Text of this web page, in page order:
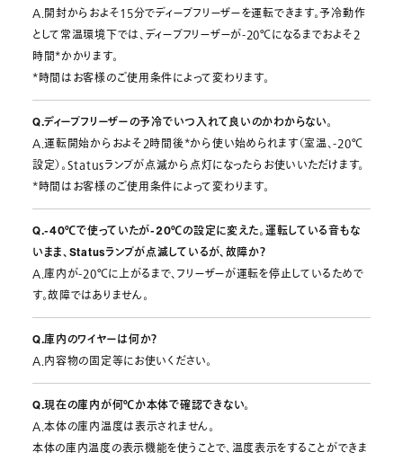
A.開封からおよそ15分でディープフリーザーを運転できます。予冷動作
として常温環境下では、ディープフリーザーが-20℃になるまでおよそ2
時間*かかります。
*時間はお客様のご使用条件によって変わります。
Q.ディープフリーザーの予冷でいつ入れて良いのかわからない。
A.運転開始からおよそ2時間後*から使い始められます（室温、-20℃
設定）。Statusランプが点滅から点灯になったらお使いいただけます。
*時間はお客様のご使用条件によって変わります。
Q.-40℃で使っていたが-20℃の設定に変えた。運転している音もな
いまま、Statusランプが点滅しているが、故障か？
A.庫内が-20℃に上がるまで、フリーザーが運転を停止しているためで
す。故障ではありません。
Q.庫内のワイヤーは何か？
A.内容物の固定等にお使いください。
Q.現在の庫内が何℃か本体で確認できない。
A.本体の庫内温度は表示されません。
本体の庫内温度の表示機能を使うことで、温度表示をすることができま